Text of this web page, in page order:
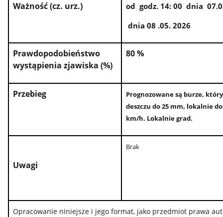
Ważność (cz. urz.)
od godz. 14: 00 dnia
dnia 08 .05. 2026
Prawdopodobieństwo
wystąpienia zjawiska (%)
80 %
Przebieg
Prognozowane są burze,
deszczu do 25 mm, lokalnie
km/h. Lokalnie grad.
Uwagi
Brak
Opracowanie niniejsze i jego format, jako przedmiot prawa